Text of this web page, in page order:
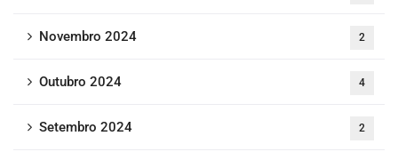
Novembro 2024 2
Outubro 2024 4
Setembro 2024 2